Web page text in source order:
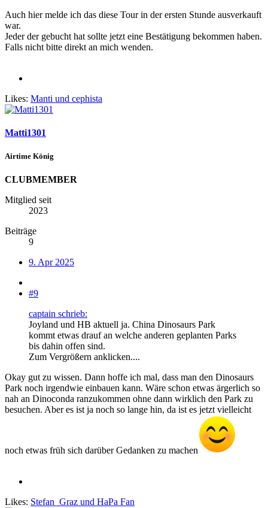
Auch hier melde ich das diese Tour in der ersten Stunde ausverkauft
war.
Jeder der gebucht hat sollte jetzt eine Bestätigung bekommen haben.
Falls nicht bitte direkt an mich wenden.
Likes: Manti und cephista
Matti1301
Airtime König
CLUBMEMBER
Mitglied seit
2023
Beiträge
9
9. Apr 2025
#9
captain schrieb:
Joyland und HB aktuell ja. China Dinosaurs Park
kommt etwas drauf an welche anderen geplanten Parks
bis dahin offen sind.
Zum Vergrößern anklicken....
Okay gut zu wissen. Dann hoffe ich mal, dass man den Dinosaurs
Park noch irgendwie einbauen kann. Wäre schon etwas ärgerlich so
nah an Dinoconda ranzukommen ohne dann wirklich den Park zu
besuchen. Aber es ist ja noch so lange hin, da ist es jetzt vielleicht
noch etwas früh sich darüber Gedanken zu machen
Likes: Stefan_Graz und HaPa Fan